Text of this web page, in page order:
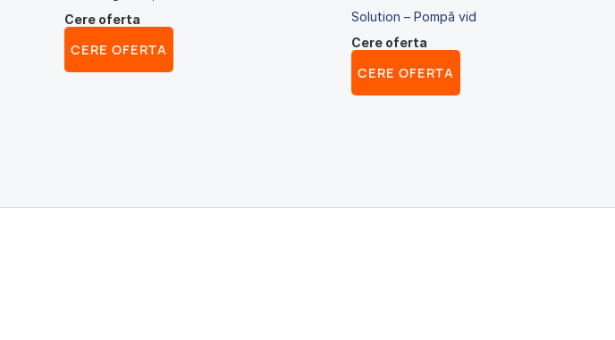
Cere oferta
CERE OFERTA
Solution – Pompă vid
Cere oferta
CERE OFERTA